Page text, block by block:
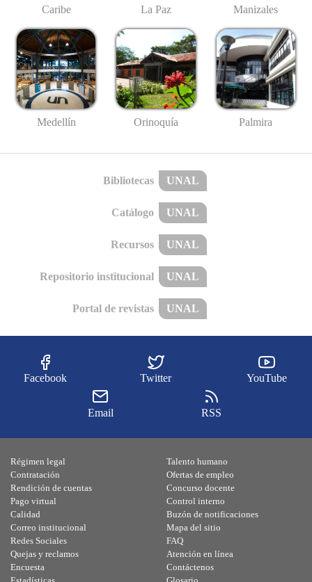
Caribe La Paz Manizales
Medellín Orinoquía Palmira
Bibliotecas UNAL
Catálogo UNAL
Recursos UNAL
Repositorio institucional UNAL
Portal de revistas UNAL
Facebook Twitter YouTube
Email RSS
Régimen legal
Contratación
Rendición de cuentas
Pago virtual
Calidad
Talento humano
Ofertas de empleo
Concurso docente
Control interno
Buzón de notificaciones
Correo institucional
Redes Sociales
Quejas y reclamos
Encuesta
Mapa del sitio
FAQ
Atención en línea
Contáctenos